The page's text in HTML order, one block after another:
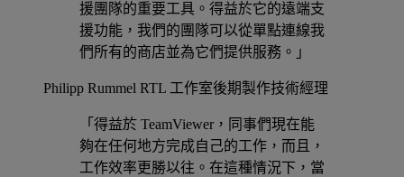
援團隊的重要工具。得益於它的遠端支
援功能，我們的團隊可以從單點連線我
們所有的商店並為它們提供服務。」
Philipp Rummel RTL 工作室後期製作技術經理
「得益於 TeamViewer，同事們現在能
夠在任何地方完成自己的工作，而且，
工作效率更勝以往。在這種情況下，當